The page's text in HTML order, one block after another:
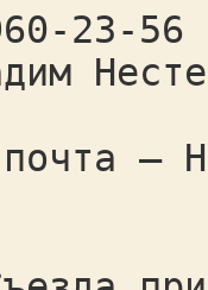
23-
–